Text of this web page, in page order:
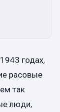
годах,
расовые
так
люди,